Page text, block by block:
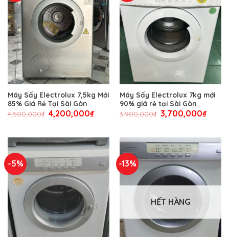
Máy Sấy Electrolux 7,5kg Mới
85% Giá Rẻ Tại Sài Gòn
4,500,000₫ 4,200,000₫
Máy Sấy Electrolux 7kg mới
90% giá rẻ tại Sài Gòn
3,900,000₫ 3,700,000₫
-5% -13%
HẾT HÀNG